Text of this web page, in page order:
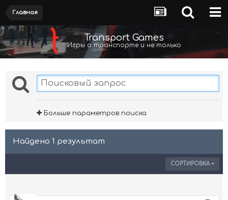
Главная
Transport Games
Игры о транспорте и не только
Больше параметров поиска
Найдено 1 результат
СОРТИРОВКА